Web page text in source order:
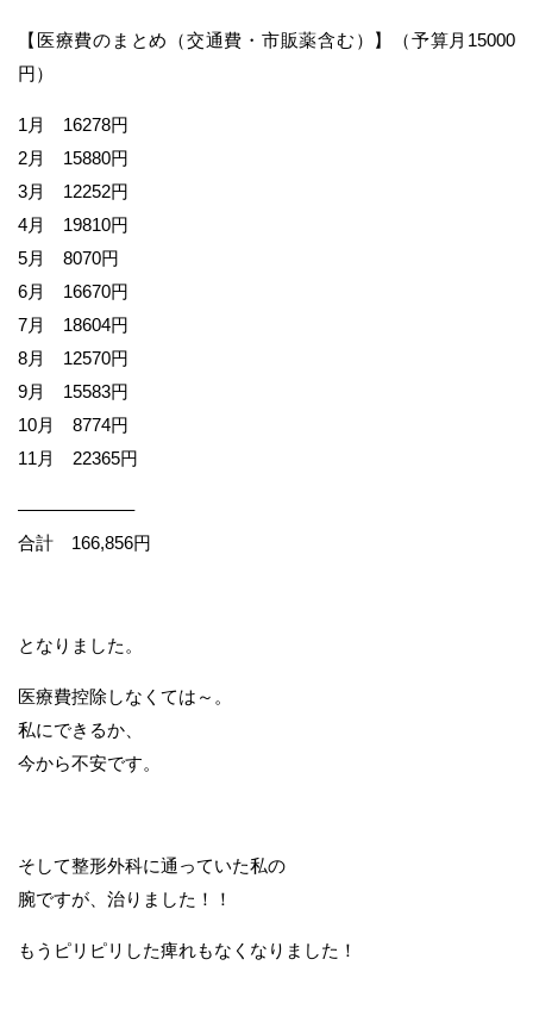
【医療費のまとめ（交通費・市販薬含む）】（予算月15000
円）
1月 16278円
2月 15880円
3月 12252円
4月 19810円
5月 8070円
6月 16670円
7月 18604円
8月 12570円
9月 15583円
10月 8774円
11月 22365円
——————–
合計 166,856円
となりました。
医療費控除しなくては～。
私にできるか、
今から不安です。
そして整形外科に通っていた私の
腕ですが、治りました！！
もうピリピリした痺れもなくなりました！